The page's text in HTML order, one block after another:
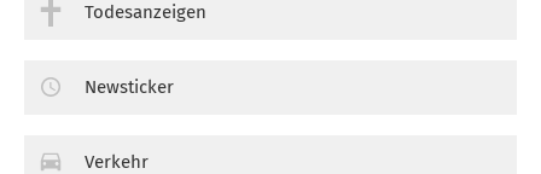
Todesanzeigen
Newsticker
Verkehr